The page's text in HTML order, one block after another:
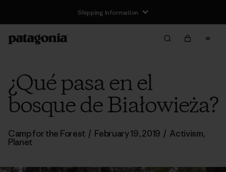
Shipping Information
¿Qué pasa en el
bosque de Białowieża?
Camp for the Forest / February 19, 2019 / Activism,
Planet